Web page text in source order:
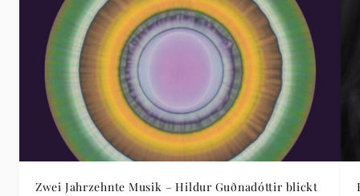
Zwei Jahrzehnte Musik – Hildur Guðnadóttir blickt